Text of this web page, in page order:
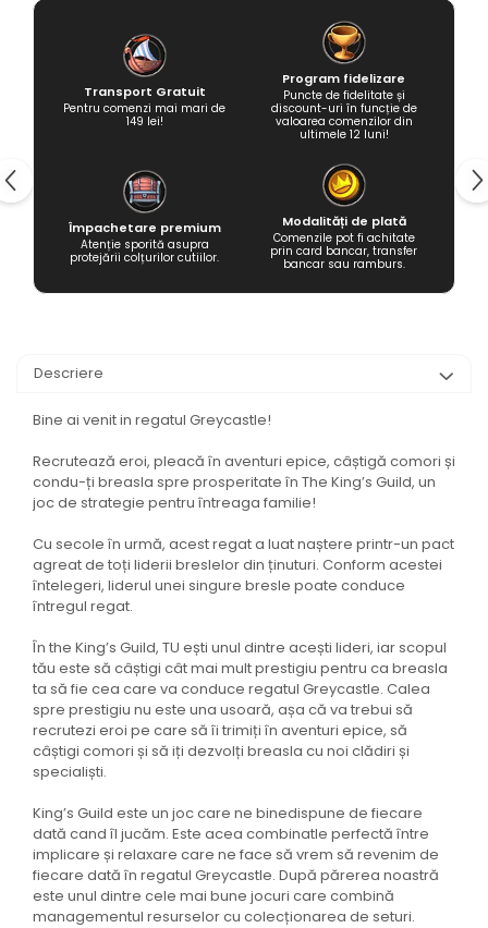
Transport Gratuit
Pentru comenzi mai mari de
149 lei!
Program fidelizare
Puncte de fidelitate și
discount-uri în funcție de
valoarea comenzilor din
ultimele 12 luni!
Împachetare premium
Atenție sporită asupra
protejării colțurilor cutiilor.
Modalități de plată
Comenzile pot fi achitate
prin card bancar, transfer
bancar sau ramburs.
Descriere
Bine ai venit in regatul Greycastle!
Recrutează eroi, pleacă în aventuri epice, câștigă comori și
condu-ți breasla spre prosperitate în The King’s Guild, un
joc de strategie pentru întreaga familie!
Cu secole în urmă, acest regat a luat naștere printr-un pact
agreat de toți liderii breslelor din ținuturi. Conform acestei
întelegeri, liderul unei singure bresle poate conduce
întregul regat.
În the King’s Guild, TU ești unul dintre acești lideri, iar scopul
tău este să câștigi cât mai mult prestigiu pentru ca breasla
ta să fie cea care va conduce regatul Greycastle. Calea
spre prestigiu nu este una usoară, așa că va trebui să
recrutezi eroi pe care să îi trimiți în aventuri epice, să
câștigi comori și să iți dezvolți breasla cu noi clădiri și
specialiști.
King’s Guild este un joc care ne binedispune de fiecare
dată cand îl jucăm. Este acea combinatIe perfectă între
implicare și relaxare care ne face să vrem să revenim de
fiecare dată în regatul Greycastle. După părerea noastră
este unul dintre cele mai bune jocuri care combină
managementul resurselor cu colecționarea de seturi.